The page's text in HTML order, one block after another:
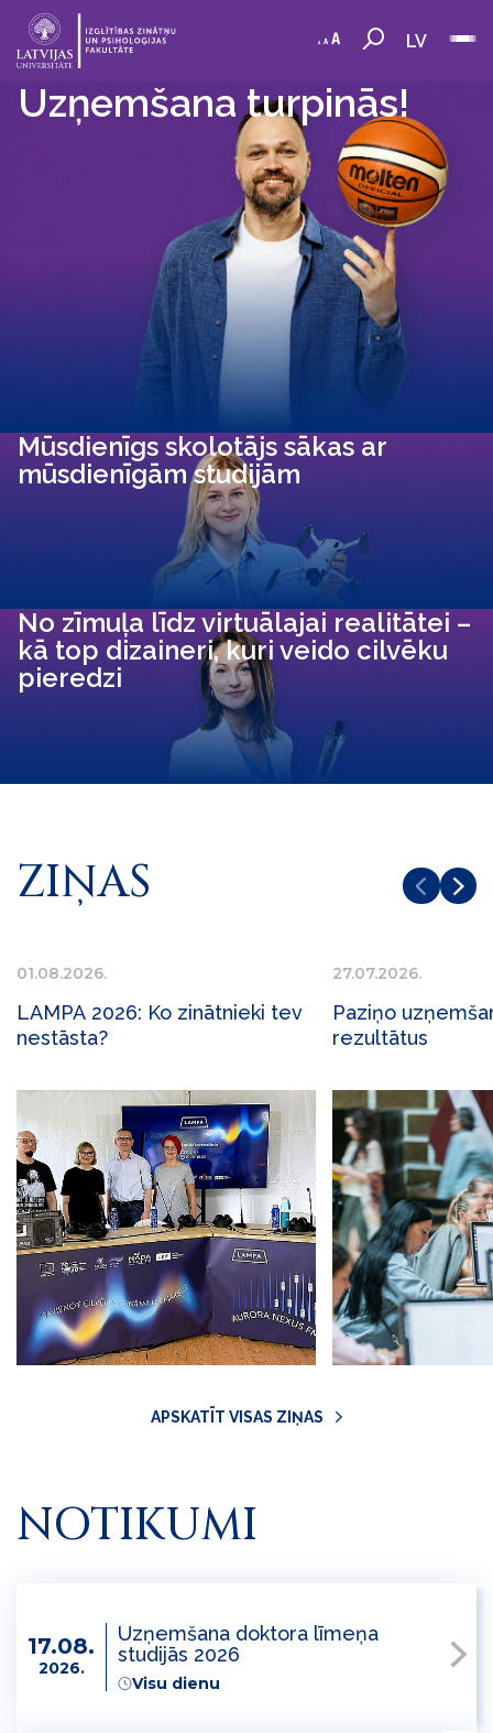
LV
Uzņemšana turpinās!
Mūsdienīgs skolotājs sākas ar
mūsdienīgām studijām
No zīmuļa līdz virtuālajai realitātei –
kā top dizaineri, kuri veido cilvēku
pieredzi
ZIŅAS
01.08.2026.
LAMPA 2026: Ko zinātnieki tev
nestāsta?
27.07.2026.
Paziņo
rezultātus
APSKATĪT VISAS ZIŅAS
NOTIKUMI
17.08.
2026.
Uzņemšana doktora līmeņa
studijās 2026
Visu dienu